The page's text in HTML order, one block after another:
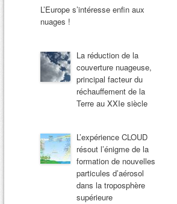
L’Europe s’intéresse enfin aux
nuages !
La réduction de la
couverture nuageuse,
principal facteur du
réchauffement de la
Terre au XXIe siècle
L’expérience CLOUD
résout l’énigme de la
formation de nouvelles
particules d’aérosol
dans la troposphère
supérieure